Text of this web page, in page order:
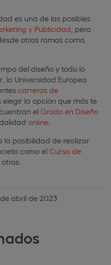
es una de las posibles
y Publicidad , pero
otras ramas como,
del diseño y todo lo
la Universidad Europea
carreras de
la opción que más te
el Grado en Diseño
online
la posibilidad de realizar
como el Curso de
abril de 2023